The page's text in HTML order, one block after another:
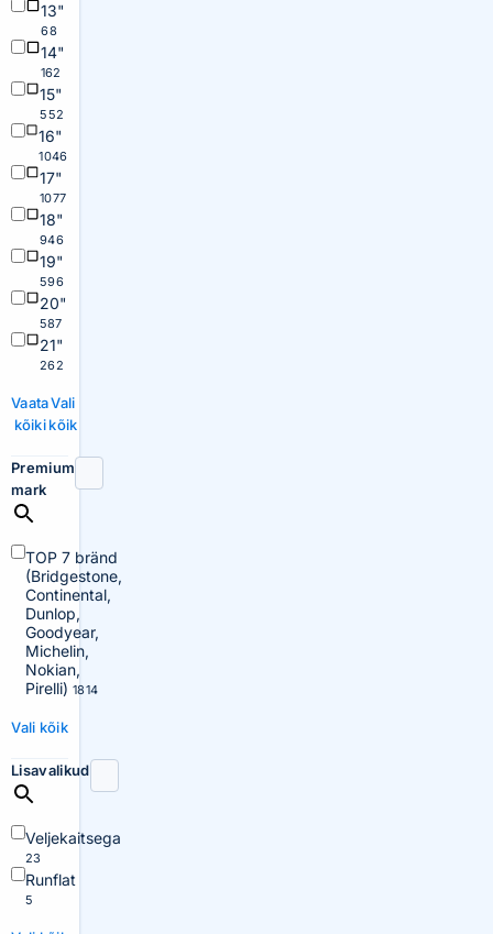
13"
68
14"
162
15"
552
16"
1046
17"
1077
18"
946
19"
596
20"
587
21"
262
Vaata
kõiki
Vali
kõik
Premium
mark
TOP 7 bränd
(Bridgestone,
Continental,
Dunlop,
Goodyear,
Michelin,
Nokian,
Pirelli) 1814
Vali kõik
Lisavalikud
Veljekaitsega
23
Runflat
5